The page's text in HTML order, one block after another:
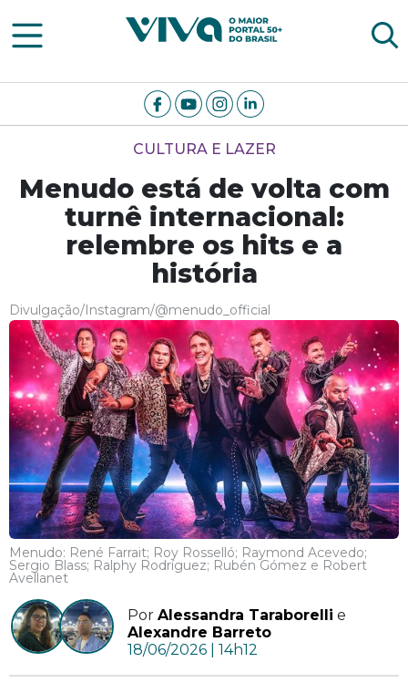
Viva Notícias
CULTURA E LAZER
Menudo está de volta com
turnê internacional:
relembre os hits e a
história
Divulgação/Instagram/@menudo_official
Menudo: René Farrait; Roy Rosselló; Raymond Acevedo;
Sergio Blass; Ralphy Rodríguez; Rubén Gómez e Robert
Avellanet
Por Alessandra Taraborelli e
Alexandre Barreto
18/06/2026 | 14h12